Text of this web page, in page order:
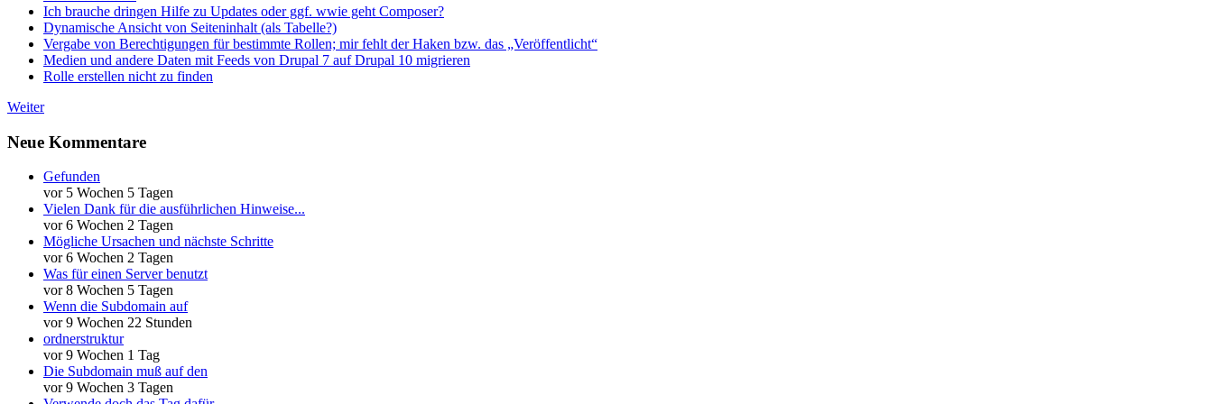
Ich brauche dringen Hilfe zu Updates oder ggf. wwie geht Composer?
Dynamische Ansicht von Seiteninhalt (als Tabelle?)
Vergabe von Berechtigungen für bestimmte Rollen; mir fehlt der Haken bzw. das „Veröffentlicht“
Medien und andere Daten mit Feeds von Drupal 7 auf Drupal 10 migrieren
Rolle erstellen nicht zu finden
Weiter
Neue Kommentare
Gefunden
vor 5 Wochen 5 Tagen
Vielen Dank für die ausführlichen Hinweise...
vor 6 Wochen 2 Tagen
Mögliche Ursachen und nächste Schritte
vor 6 Wochen 2 Tagen
Was für einen Server benutzt
vor 8 Wochen 5 Tagen
Wenn die Subdomain auf
vor 9 Wochen 22 Stunden
ordnerstruktur
vor 9 Wochen 1 Tag
Die Subdomain muß auf den
vor 9 Wochen 3 Tagen